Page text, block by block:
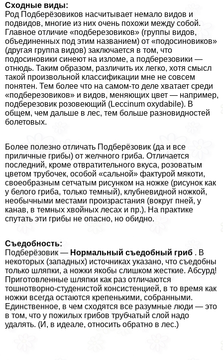
Сходные виды:
Род Подберёзовиков насчитывает немало видов и
подвидов, многие из них очень похожи между собой.
Главное отличие «подберезовиков» (группы видов,
объединенных под этим названием) от «подосиновиков»
(другая группа видов) заключается в том, что
подосиновики синеют на изломе, а подберезовики —
отнюдь. Таким образом, различить их легко, хотя смысл
такой произвольной классификации мне не совсем
понятен. Тем более что на самом-то деле хватает среди
«подберезовиков» и видов, меняющих цвет — например,
подберезовик розовеющий (Leccinum oxydabile). В
общем, чем дальше в лес, тем больше разновидностей
болетовых.
Более полезно отличать Подберёзовик (да и все
приличные грибы) от желчного гриба. Отличается
последний, кроме отвратительного вкуса, розоватым
цветом трубочек, особой «сальной» фактурой мякоти,
своеобразным сетчатым рисунком на ножке (рисунок как
у белого гриба, только темный), клубневидной ножкой,
необычными местами произрастания (вокруг пней, у
канав, в темных хвойных лесах и пр.). На пpaктике
спутать эти грибы не опасно, но обидно.
Съедобность:
Подберёзовик — Нормальный съедобный гриб . В
некоторых (западных) источниках указано, что съедобны
только шляпки, а ножки якобы слишком жесткие. Абсурд!
Приготовленные шляпки как раз отличаются
тошнотворно-студенистой консистенцией, в то время как
ножки всегда остаются крепенькими, собранными.
Единственное, в чем сходятся все разумные люди — это
в том, что у пожилых грибов трубчатый слой надо
удалять. (И, в идеале, относить обратно в лес.)